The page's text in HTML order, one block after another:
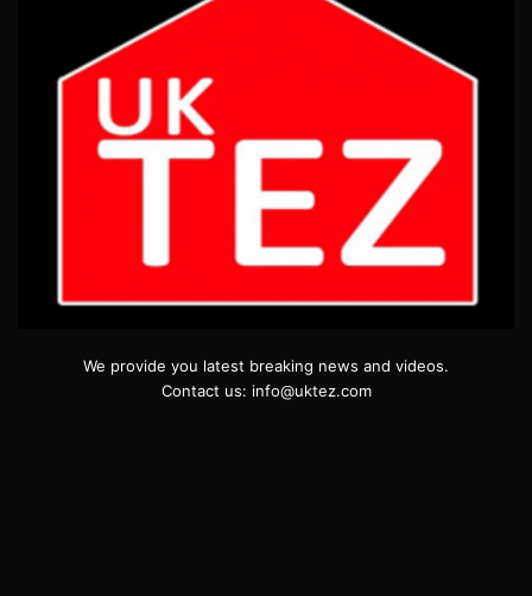
We provide you latest breaking news and videos.
Contact us: info@uktez.com